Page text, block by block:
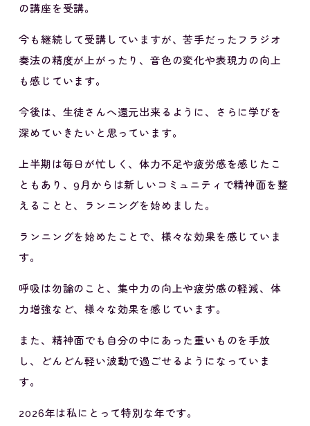
の講座を受講。
今も継続して受講していますが、苦手だったフラジオ
奏法の精度が上がったり、音色の変化や表現力の向上
も感じています。
今後は、生徒さんへ還元出来るように、さらに学びを
深めていきたいと思っています。
上半期は毎日が忙しく、体力不足や疲労感を感じたこ
ともあり、9月からは新しいコミュニティで精神面を整
えることと、ランニングを始めました。
ランニングを始めたことで、様々な効果を感じていま
す。
呼吸は勿論のこと、集中力の向上や疲労感の軽減、体
力増強など、様々な効果を感じています。
また、精神面でも自分の中にあった重いものを手放
し、どんどん軽い波動で過ごせるようになっていま
す。
2026年は私にとって特別な年です。